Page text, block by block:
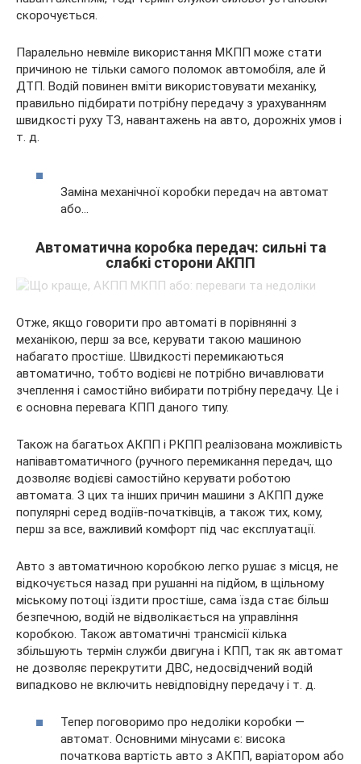
скорочується.
Паралельно невміле використання МКПП може стати
причиною не тільки самого поломок автомобіля, але й
ДТП. Водій повинен вміти використовувати механіку,
правильно підбирати потрібну передачу з урахуванням
швидкості руху ТЗ, навантажень на авто, дорожніх умов і
т. д.
Заміна механічної коробки передач на автомат
або…
Автоматична коробка передач: сильні та
слабкі сторони АКПП
Отже, якщо говорити про автоматі в порівнянні з
механікою, перш за все, керувати такою машиною
набагато простіше. Швидкості перемикаються
автоматично, тобто водієві не потрібно вичавлювати
зчеплення і самостійно вибирати потрібну передачу. Це і
є основна перевага КПП даного типу.
Також на багатьох АКПП і РКПП реалізована можливість
напівавтоматичного (ручного перемикання передач, що
дозволяє водієві самостійно керувати роботою
автомата. З цих та інших причин машини з АКПП дуже
популярні серед водіїв-початківців, а також тих, кому,
перш за все, важливий комфорт під час експлуатації.
Авто з автоматичною коробкою легко рушає з місця, не
відкочується назад при рушанні на підйом, в щільному
міському потоці їздити простіше, сама їзда стає більш
безпечною, водій не відволікається на управління
коробкою. Також автоматичні трансмісії кілька
збільшують термін служби двигуна і КПП, так як автомат
не дозволяє перекрутити ДВС, недосвідчений водій
випадково не включить невідповідну передачу і т. д.
Тепер поговоримо про недоліки коробки —
автомат. Основними мінусами є: висока
початкова вартість авто з АКПП, варіатором або